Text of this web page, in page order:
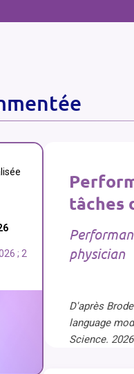
; 2
tâches
physician
D'après
language
Science.